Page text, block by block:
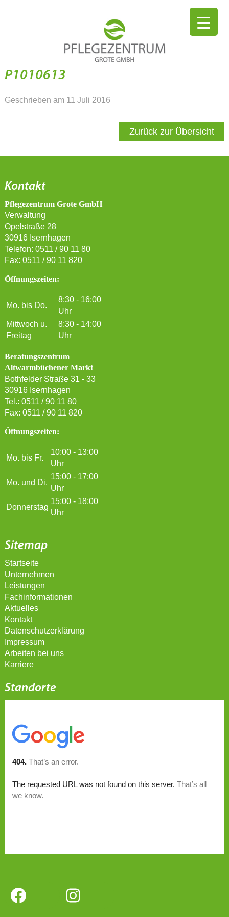
P1010613
Geschrieben am 11 Juli 2016
Zurück zur Übersicht
Kontakt
Pflegezentrum Grote GmbH
Verwaltung
Opelstraße 28
30916 Isernhagen
Telefon: 0511 / 90 11 80
Fax: 0511 / 90 11 820
Öffnungszeiten:
Mo. bis Do.
8:30 - 16:00
Uhr
Mittwoch u.
Freitag
8:30 - 14:00
Uhr
Beratungszentrum
Altwarmbüchener Markt
Bothfelder Straße 31 - 33
30916 Isernhagen
Tel.: 0511 / 90 11 80
Fax: 0511 / 90 11 820
Öffnungszeiten:
Mo. bis Fr.
10:00 - 13:00
Uhr
Mo. und Di.
15:00 - 17:00
Uhr
Donnerstag
15:00 - 18:00
Uhr
Sitemap
Startseite
Unternehmen
Leistungen
Fachinformationen
Aktuelles
Kontakt
Datenschutzerklärung
Impressum
Arbeiten bei uns
Karriere
Standorte
FacebookInstagram